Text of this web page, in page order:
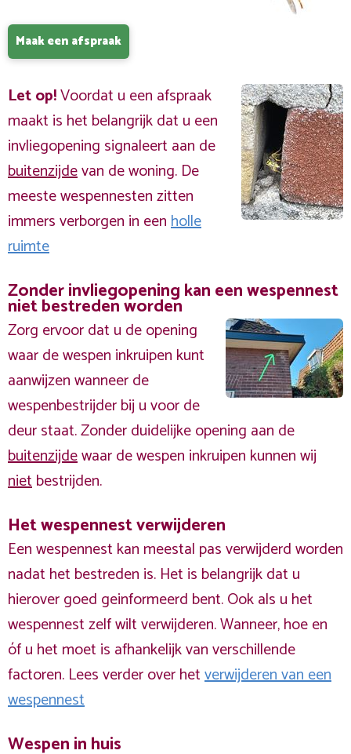
Maak een afspraak
Let op!Voordat u een afspraak
maakt is het belangrijk dat u een
invliegopening signaleert aan de
buitenzijdevan de woning. De
meeste wespennesten zitten
immers verborgen in eenholle
ruimte
Zonder invliegopening kan een wespennest
niet bestreden worden
Zorg ervoor dat u de opening
waar de wespen inkruipen kunt
aanwijzen wanneer de
wespenbestrijder bij u voor de
deur staat. Zonder duidelijke opening aan de
buitenzijdewaar de wespen inkruipen kunnen wij
nietbestrijden.
Het wespennest verwijderen
Een wespennest kan meestal pas verwijderd worden
nadat het bestreden is. Het is belangrijk dat u
hierover goed geinformeerd bent. Ook als u het
wespennest zelf wilt verwijderen. Wanneer, hoe en
óf u het moet is afhankelijk van verschillende
factoren. Lees verder over hetverwijderen van een
wespennest
Wespen in huis